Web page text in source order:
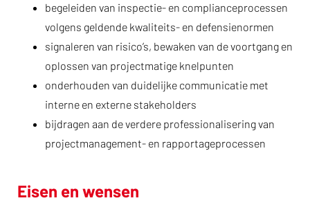
begeleiden van inspectie- en complianceprocessen
volgens geldende kwaliteits- en defensienormen
signaleren van risico’s, bewaken van de voortgang en
oplossen van projectmatige knelpunten
onderhouden van duidelijke communicatie met
interne en externe stakeholders
bijdragen aan de verdere professionalisering van
projectmanagement- en rapportageprocessen
Eisen en wensen